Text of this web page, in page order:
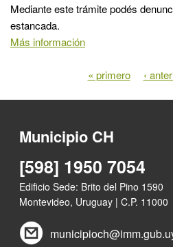
Mediante este trámite podés
estancada.
Más información
« primero ‹
Municipio CH
[598] 1950 7054
Edificio Sede: Brito del Pino 1590
Montevideo, Uruguay | C.P. 11000